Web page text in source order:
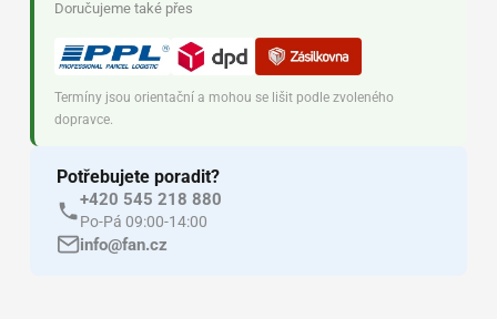
Doručujeme také přes
Termíny jsou orientační a mohou se lišit podle zvoleného
dopravce.
Potřebujete poradit?
+420 545 218 880
Po-Pá 09:00-14:00
info@fan.cz